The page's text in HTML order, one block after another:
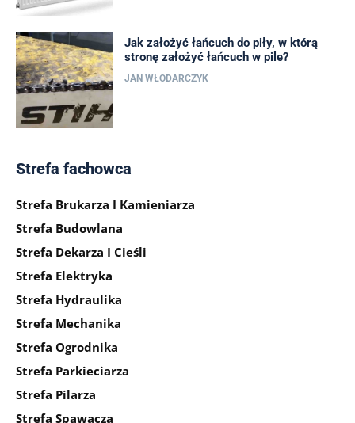
Jak założyć łańcuch do piły, w którą
stronę założyć łańcuch w pile?
JAN WŁODARCZYK
Strefa fachowca
Strefa Brukarza I Kamieniarza
Strefa Budowlana
Strefa Dekarza I Cieśli
Strefa Elektryka
Strefa Hydraulika
Strefa Mechanika
Strefa Ogrodnika
Strefa Parkieciarza
Strefa Pilarza
Strefa Spawacza